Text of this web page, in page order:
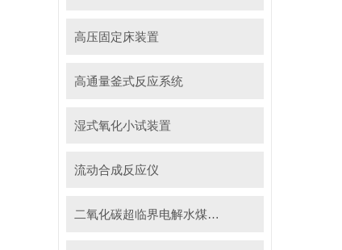
高压固定床装置
高通量釜式反应系统
湿式氧化小试装置
流动合成反应仪
二氧化碳超临界电解水煤浆制甲烷装置